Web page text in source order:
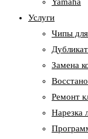
Услуги
Чипы для
Замена
Ремонт
Нарезка